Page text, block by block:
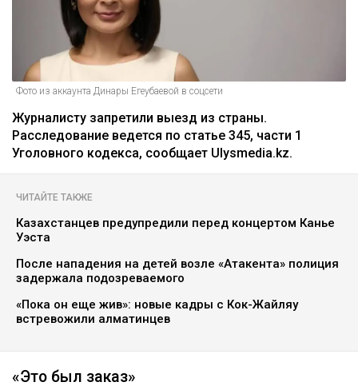
Фото из аккаунта Динары Егеубаевой в соцсети
Журналисту запретили выезд из страны.
Расследование ведется по статье 345, части 1
Уголовного кодекса, сообщает Ulysmedia.kz.
ЧИТАЙТЕ ТАКЖЕ
Казахстанцев предупредили перед концертом Канье
Уэста
После нападения на детей возле «Атакента» полиция
задержала подозреваемого
«Пока он еще жив»: новые кадры с Кок-Жайляу
встревожили алматинцев
«Это был заказ»